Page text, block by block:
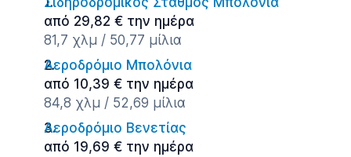
από 29,82 € την ημέρα
81,7 χλμ / 50,77 μίλια
Αεροδρόμιο Μπολόνια
από 10,39 € την ημέρα
84,8 χλμ / 52,69 μίλια
Αεροδρόμιο Βενετίας
από 19,69 € την ημέρα